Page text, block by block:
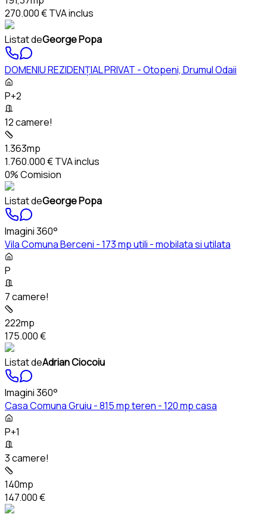
270.000 €TVA inclus
Listat deGeorge Popa
DOMENIU REZIDENȚIAL PRIVAT - Otopeni, Drumul Odaii
P+2
12 camere!
1.363mp
1.760.000 €TVA inclus
0% Comision
Listat deGeorge Popa
Imagini 360°
Vila Comuna Berceni - 173 mp utili - mobilata si utilata
P
7 camere!
222mp
175.000 €
Listat deAdrian Ciocoiu
Imagini 360°
Casa Comuna Gruiu - 815 mp teren - 120 mp casa
P+1
3 camere!
140mp
147.000 €